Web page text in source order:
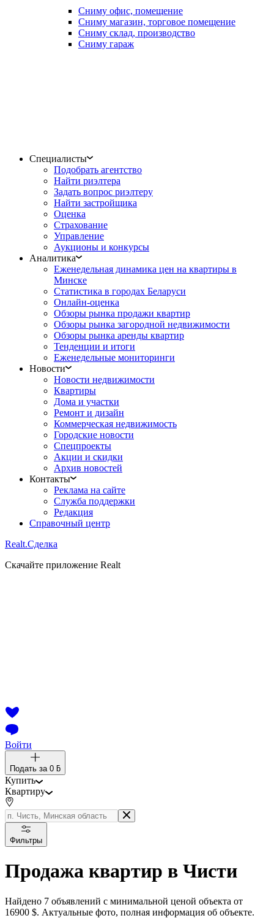
Сниму офис, помещение
Сниму магазин, торговое помещение
Сниму склад, производство
Сниму гараж
Специалисты
Подобрать агентство
Найти риэлтера
Задать вопрос риэлтеру
Найти застройщика
Оценка
Страхование
Управление
Аукционы и конкурсы
Аналитика
Еженедельная динамика цен на квартиры в
Минске
Статистика в городах Беларуси
Онлайн-оценка
Обзоры рынка продажи квартир
Обзоры рынка загородной недвижимости
Обзоры рынка аренды квартир
Тенденции и итоги
Еженедельные мониторинги
Новости
Новости недвижимости
Квартиры
Дома и участки
Ремонт и дизайн
Коммерческая недвижимость
Городские новости
Спецпроекты
Акции и скидки
Архив новостей
Контакты
Реклама на сайте
Служба поддержки
Редакция
Справочный центр
Realt.Сделка
Скачайте приложение Realt
Войти
Подать за 0 ƃ
Купить
Квартиру
Фильтры
Продажа квартир в Чисти
Найдено 7 объявлений с минимальной ценой объекта от
16900 $. Актуальные фото, полная информация об объекте.